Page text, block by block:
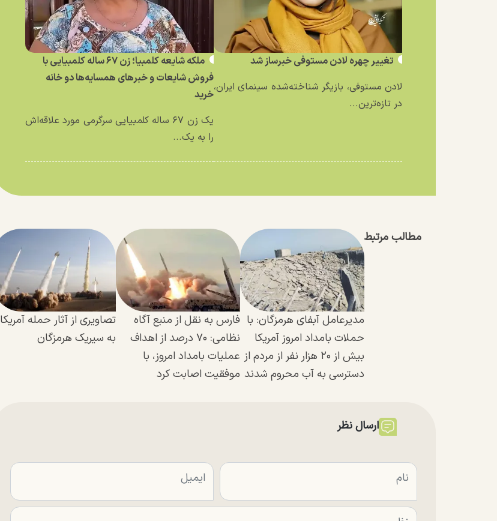
تغییر چهره لادن مستوفی خبرساز شد
لادن مستوفی، بازیگر شناخته‌شده سینمای ایران،
در تازه‌ترین...
ملکه شایعه کلمبیا؛ زن ۶۷ ساله کلمبیایی با
فروش شایعات و خبر‌های همسایه‌ها دو خانه
خرید
یک زن ۶۷ ساله کلمبیایی سرگرمی مورد علاقه‌اش
را به یک...
مطالب مرتبط
مدیرعامل آبفای هرمزگان: با
حملات بامداد امروز آمریکا
بیش از ۲۰ هزار نفر از مردم از
دسترسی به آب محروم شدند
فارس به نقل از منبع آگاه
نظامی: ۷۰ درصد از اهداف
عملیات بامداد امروز، با
موفقیت اصابت کرد
تصاویری از آثار حمله آمریکا
به سیریک هرمزگان
ارسال نظر